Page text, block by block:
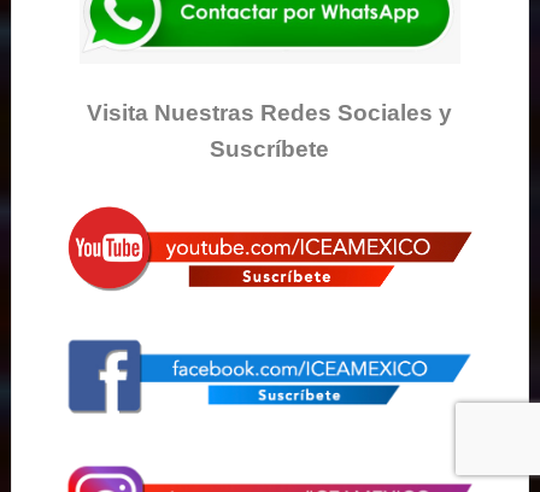
Visita Nuestras Redes Sociales y
Suscríbete